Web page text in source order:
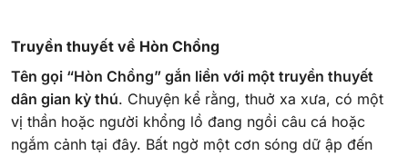
Truyền thuyết về Hòn Chồng
Tên gọi “Hòn Chồng” gắn liền với một truyền thuyết
dân gian kỳ thú. Chuyện kể rằng, thuở xa xưa, có một
vị thần hoặc người khổng lồ đang ngồi câu cá hoặc
ngắm cảnh tại đây. Bất ngờ một cơn sóng dữ ập đến